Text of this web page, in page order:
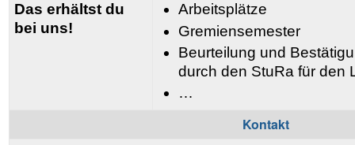
Das erhältst du
bei uns!
Arbeitsplätze
Gremiensemester
Beurteilung und
durch den StuRa für den
…
Kontakt